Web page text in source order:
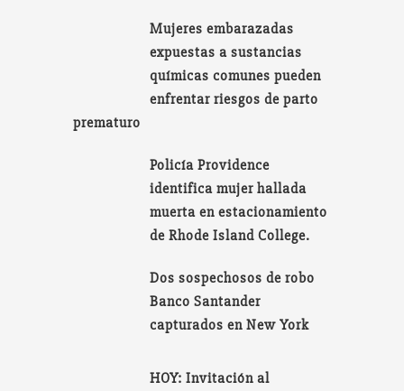
Mujeres embarazadas
expuestas a sustancias
químicas comunes pueden
enfrentar riesgos de parto
prematuro
Policía Providence
identifica mujer hallada
muerta en estacionamiento
de Rhode Island College.
Dos sospechosos de robo
Banco Santander
capturados en New York
HOY: Invitación al